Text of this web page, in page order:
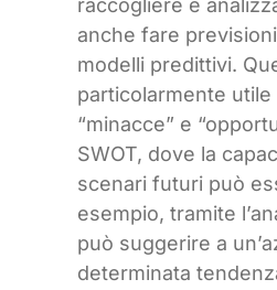
raccogliere e
anche fare
modelli predittivi.
particolarmente
“minacce” e
SWOT, dove la
scenari futuri può
esempio, tramite
può suggerire a
determinata